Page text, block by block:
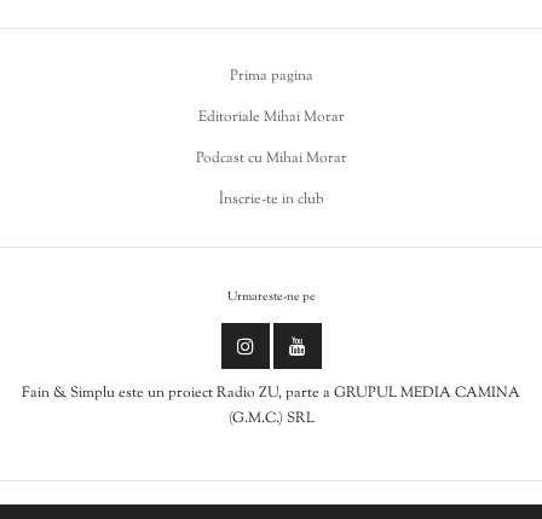
Prima pagina
Editoriale Mihai Morar
Podcast cu Mihai Morar
Înscrie-te in club
Urmareste-ne pe
Fain & Simplu este un proiect Radio ZU, parte a GRUPUL MEDIA CAMINA
(G.M.C.) SRL